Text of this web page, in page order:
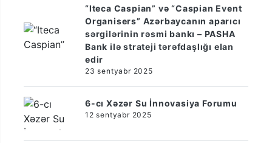
“Iteca Caspian” və “Caspian Event
Organisers” Azərbaycanın aparıcı
sərgilərinin rəsmi bankı – PASHA
Bank ilə strateji tərəfdaşlığı elan
edir
23 sentyabr 2025
6-cı Xəzər Su İnnovasiya Forumu
12 sentyabr 2025